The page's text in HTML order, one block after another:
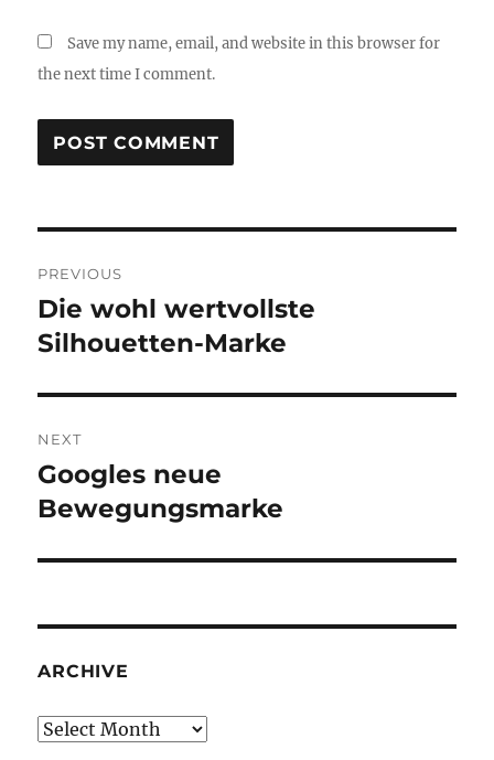
Save my name, email, and website in this browser for
the next time I comment.
navigation
PREVIOUS
Previous
post:
Die wohl wertvollste
Silhouetten-Marke
NEXT
Next
post:
Googles neue
Bewegungsmarke
ARCHIVE
Archive